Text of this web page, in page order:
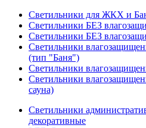
Светильники для ЖКХ и
Светильники БЕЗ
Светильники БЕЗ
Светильники
(тип "Баня")
Светильники
Светильники
сауна)
Светильники
декоративные